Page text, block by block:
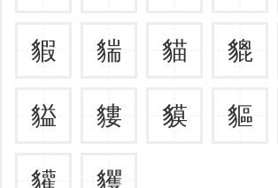
貑 貒 貓 貔
貖 貗 貘 貙
貛 貜